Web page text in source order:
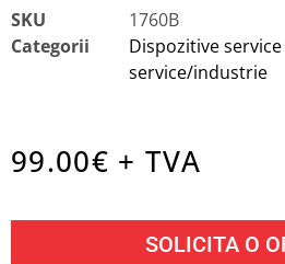
SKU
1760B
Categorii
Dispozitive
service/industrie
99.00€ + TVA
SOLICITA O